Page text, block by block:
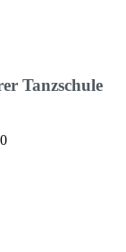
Tanzschule